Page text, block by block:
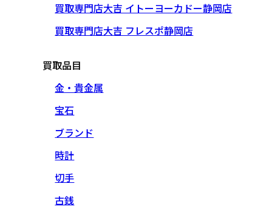
買取専門店大吉 イトーヨーカドー静岡店
買取専門店大吉 フレスポ静岡店
買取品目
金・貴金属
宝石
ブランド
時計
切手
古銭